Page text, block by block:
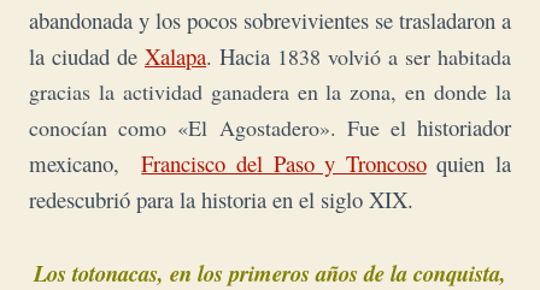
abandonada y los pocos sobrevivientes se trasladaron a
la ciudad de Xalapa. Hacia 1838 volvió a ser habitada
gracias la actividad ganadera en la zona, en donde la
conocían como «El Agostadero». Fue el historiador
mexicano,Francisco del Paso y Troncosoquien la
redescubrió para la historia en el siglo XIX.
Los totonacas, en los primeros años de la conquista,